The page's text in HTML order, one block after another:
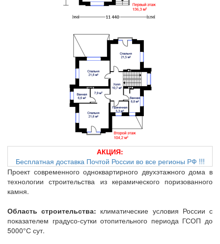
АКЦИЯ:
Бесплатная доставка Почтой России во все регионы РФ !!!
Проект современного одноквартирного двухэтажного дома в
технологии строительства из керамического поризованного
камня.
Область строительства: климатические условия России с
показателем градусо-сутки отопительного периода ГСОП до
5000°С сут.